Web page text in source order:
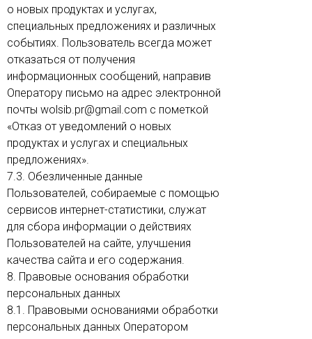
о новых продуктах и услугах,
специальных предложениях и различных
событиях. Пользователь всегда может
отказаться от получения
информационных сообщений, направив
Оператору письмо на адрес электронной
почты wolsib.pr@gmail.com с пометкой
«Отказ от уведомлений о новых
продуктах и услугах и специальных
предложениях».
7.3. Обезличенные данные
Пользователей, собираемые с помощью
сервисов интернет-статистики, служат
для сбора информации о действиях
Пользователей на сайте, улучшения
качества сайта и его содержания.
8. Правовые основания обработки
персональных данных
8.1. Правовыми основаниями обработки
персональных данных Оператором